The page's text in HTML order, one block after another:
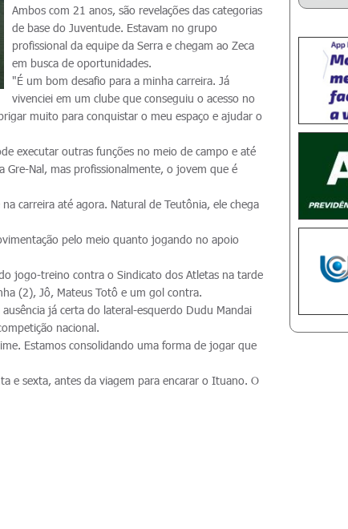
Ambos com 21 anos, são revelações das categorias
de base do Juventude. Estavam no grupo
profissional da equipe da Serra e chegam ao Zeca
em busca de oportunidades.
"É um bom desafio para a minha carreira. Já
vivenciei em um clube que conseguiu o acesso no
muito para conquistar o meu espaço e ajudar o
executar outras funções no meio de campo e até
Gre-Nal, mas profissionalmente, o jovem que é
carreira até agora. Natural de Teutônia, ele chega
pelo meio quanto jogando no apoio
jogo-treino contra o Sindicato dos Atletas na tarde
(2), Jô, Mateus Totô e um gol contra.
já certa do lateral-esquerdo Dudu Mandai
nacional.
Estamos consolidando uma forma de jogar que
e sexta, antes da viagem para encarar o Ituano. O